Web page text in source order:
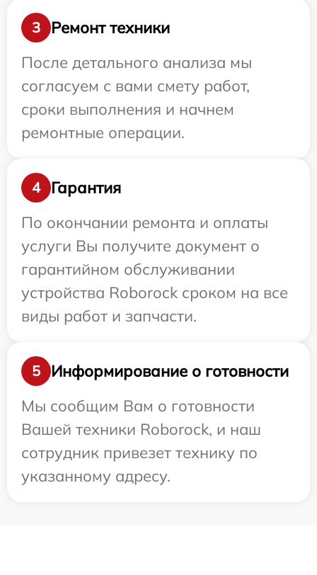
3
Ремонт техники
После детального анализа мы
согласуем с вами смету работ,
сроки выполнения и начнем
ремонтные операции.
4
Гарантия
По окончании ремонта и оплаты
услуги Вы получите документ о
гарантийном обслуживании
устройства Roborock сроком на все
виды работ и запчасти.
5
Информирование о готовности
Мы сообщим Вам о готовности
Вашей техники Roborock, и наш
сотрудник привезет технику по
указанному адресу.